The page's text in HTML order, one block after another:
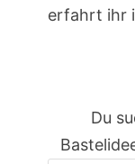
erfahrt ihr
Du